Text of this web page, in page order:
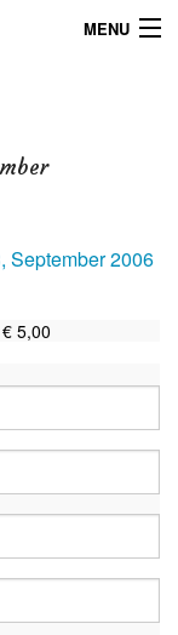
MENU
September 2006
5,00